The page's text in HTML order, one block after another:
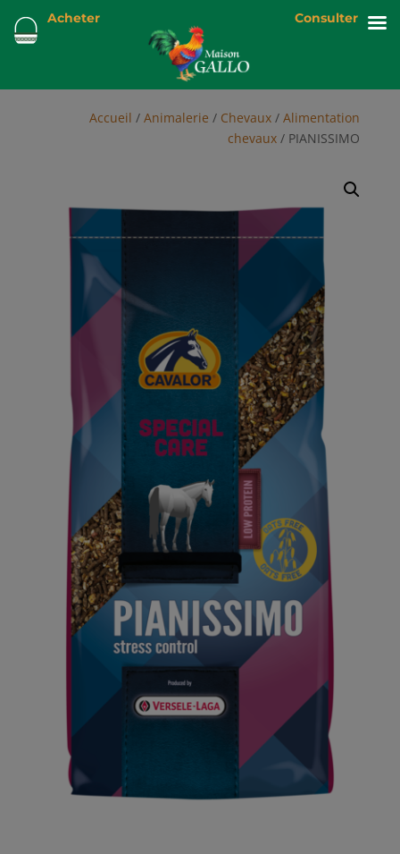
Accueil /Animalerie / Chevaux /Alimentation
chevaux / PIANISSIMO
Acheter Consulter